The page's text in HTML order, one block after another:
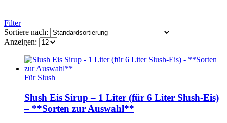
Filter
Sortiere nach:
Anzeigen:
Für Slush
Slush Eis Sirup – 1 Liter (für 6 Liter Slush-Eis)
– **Sorten zur Auswahl**